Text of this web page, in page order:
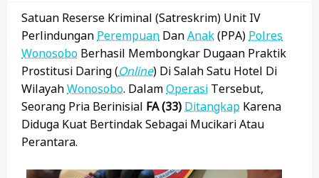
Satuan Reserse Kriminal (Satreskrim) Unit IV
Perlindungan Perempuan DanAnak(PPA) Polres
Wonosobo Berhasil Membongkar Dugaan Praktik
Prostitusi Daring (Online) Di Salah Satu Hotel Di
WilayahWonosobo. DalamOperasi Tersebut,
Seorang Pria Berinisial FA (33) Ditangkap Karena
Diduga Kuat Bertindak Sebagai Mucikari Atau
Perantara.